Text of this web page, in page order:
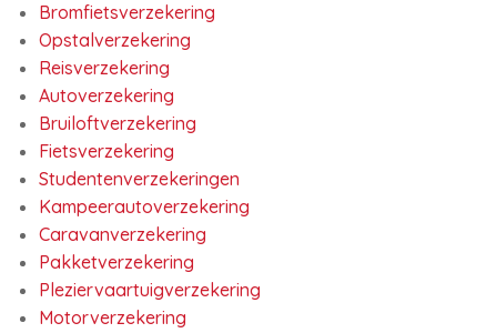
Bromfietsverzekering
Opstalverzekering
Reisverzekering
Autoverzekering
Bruiloftverzekering
Fietsverzekering
Studentenverzekeringen
Kampeerautoverzekering
Caravanverzekering
Pakketverzekering
Pleziervaartuigverzekering
Motorverzekering